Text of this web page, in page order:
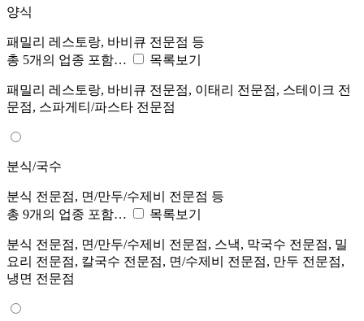
양식
패밀리 레스토랑, 바비큐 전문점 등
총 5개의 업종 포함…
목록보기
패밀리 레스토랑, 바비큐 전문점, 이태리 전문점, 스테이크 전
문점, 스파게티/파스타 전문점
분식/국수
분식 전문점, 면/만두/수제비 전문점 등
총 9개의 업종 포함…
목록보기
분식 전문점, 면/만두/수제비 전문점, 스낵, 막국수 전문점, 밀
요리 전문점, 칼국수 전문점, 면/수제비 전문점, 만두 전문점,
냉면 전문점